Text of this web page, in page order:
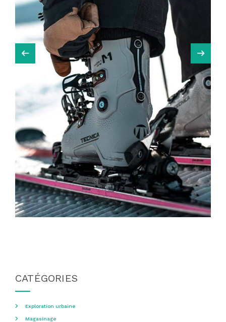
CATÉGORIES
Exploration urbaine
Magasinage